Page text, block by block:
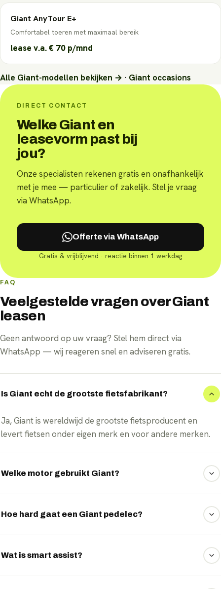
Giant AnyTour E+
Comfortabel toeren met maximaal bereik
lease v.a.€ 70 p/mnd
Alle Giant-modellen bekijken → · Giant occasions
DIRECT CONTACT
Welke Giant en
leasevorm past bij
jou?
Onze specialisten rekenen gratis en onafhankelijk
met je mee — particulier of zakelijk. Stel je vraag
via WhatsApp.
Offerte via WhatsApp
Gratis & vrijblijvend · reactie binnen 1 werkdag
FAQ
Veelgestelde vragen over Giant
leasen
Geen antwoord op uw vraag? Stel hem direct via
WhatsApp — wij reageren snel en adviseren gratis.
Is Giant echt de grootste fietsfabrikant?
Ja, Giant is wereldwijd de grootste fietsproducent en
levert fietsen onder eigen merk en voor andere merken.
Welke motor gebruikt Giant?
ontwikkeld in samenwerking met Yamaha.
Hoe hard gaat een Giant pedelec?
de Nederlandse en Europese regelgeving.
Wat is smart assist?